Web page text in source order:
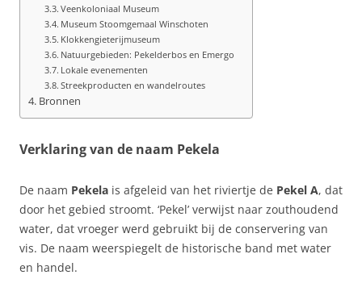
Veenkoloniaal Museum
Museum Stoomgemaal Winschoten
Klokkengieterijmuseum
Natuurgebieden: Pekelderbos en Emergo
Lokale evenementen
Streekproducten en wandelroutes
Bronnen
Verklaring van de naam Pekela
De naam Pekela is afgeleid van het riviertje de Pekel A, dat
door het gebied stroomt. ‘Pekel’ verwijst naar zouthoudend
water, dat vroeger werd gebruikt bij de conservering van
vis. De naam weerspiegelt de historische band met water
en handel.